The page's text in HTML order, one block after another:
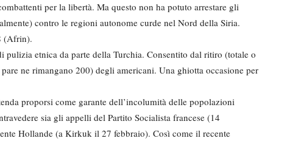
per la libertà. Ma questo non ha potuto arrestare gli
contro le regioni autonome curde nel Nord della Siria.
(Afrin).
pulizia etnica da parte della Turchia. Consentito dal ritiro (totale o
ne rimangano 200) degli americani. Una ghiotta occasione per
proporsi come garante dell’incolumità delle popolazioni
sia gli appelli del Partito Socialista francese (14
Hollande (a Kirkuk il 27 febbraio). Così come il recente